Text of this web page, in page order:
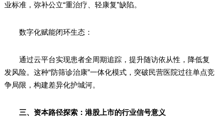
业标准，弥补公立“重治疗、轻康复”缺陷。
数字化赋能闭环生态：
通过云平台实现患者全周期追踪，提升随访依从性，降低复
发风险。这种“防筛诊治康”一体化模式，突破民营医院过往单点竞
争局限，构建差异化护城河。
三、资本路径探索：港股上市的行业信号意义